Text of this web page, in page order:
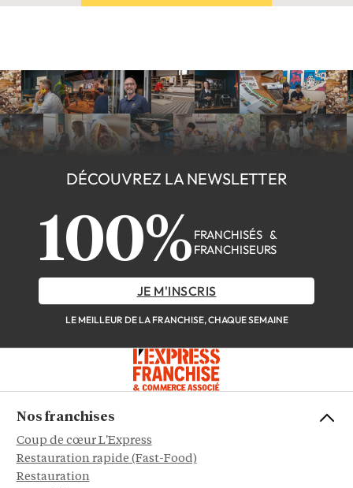
DÉCOUVREZ LA NEWSLETTER
100% FRANCHISÉS &
FRANCHISEURS
JE M'INSCRIS
LE MEILLEUR DE LA FRANCHISE, CHAQUE SEMAINE
Nos franchises
Coup de cœur L'Express
Restauration rapide (Fast-Food)
Restauration